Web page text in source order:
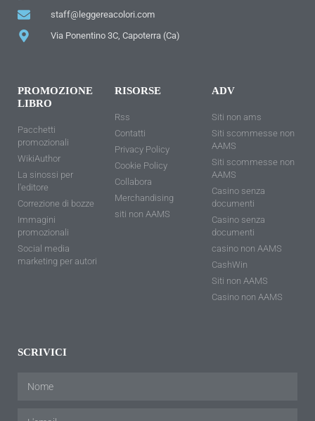
staff@leggereacolori.com
Via Ponentino 3C, Capoterra (Ca)
PROMOZIONE
LIBRO
Pacchetti
promozionali
WikiAuthor
La sinossi per
l'editore
Correzione di bozze
Immagini
promozionali
Social media
marketing per autori
RISORSE
Rss
Contatti
Privacy Policy
Cookie Policy
Collabora
Merchandising
siti non AAMS
ADV
Siti non ams
Siti scommesse non
AAMS
Siti scommesse non
AAMS
Casino senza
documenti
Casino senza
documenti
casino non AAMS
CashWin
Siti non AAMS
Casino non AAMS
SCRIVICI